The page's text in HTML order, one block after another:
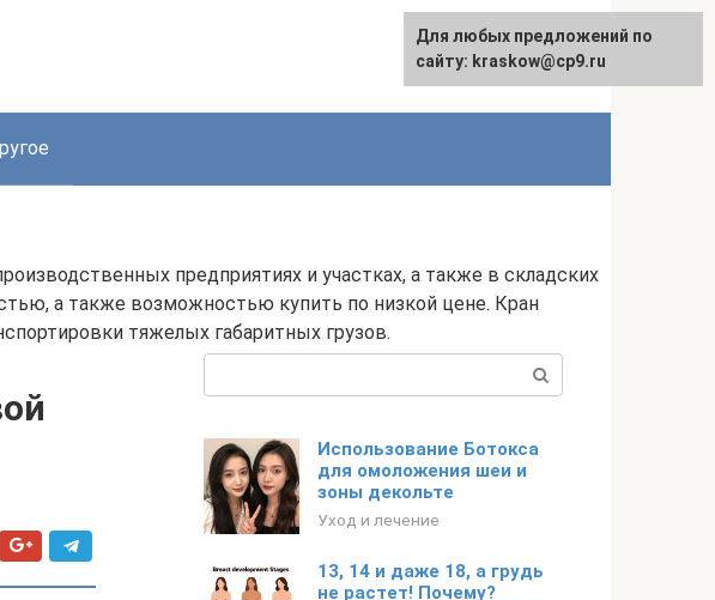
предприятиях и участках, а также в складских
а также возможностью купить по низкой цене. Кран
тяжелых габаритных грузов.
Использование Ботокса
для омоложения шеи и
зоны декольте
Уход и лечение
13, 14 и даже 18, а грудь
не растет! Почему?
Для любых предложений по
сайту: kraskow@cp9.ru